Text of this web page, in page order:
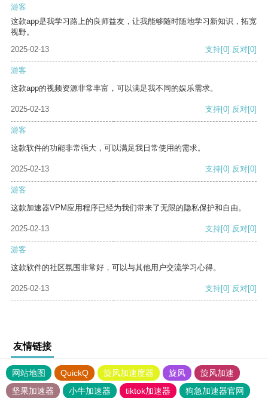
游客
这款app是我学习路上的良师益友，让我能够随时随地学习新知识，拓宽
视野。
2025-02-13
支持[0] 反对[0]
游客
这款app的视频资源非常丰富，可以满足我不同的娱乐需求。
2025-02-13 支持[0] 反对[0]
游客
这款软件的功能非常强大，可以满足我日常使用的需求。
2025-02-13 支持[0] 反对[0]
游客
这款加速器VPM应用程序已经为我们带来了无限的隐私保护和自由。
2025-02-13 支持[0] 反对[0]
游客
这款软件的社区氛围非常好，可以与其他用户交流学习心得。
2025-02-13 支持[0] 反对[0]
友情链接
网站地图 QuickQ 旋风加速度器 旋风
旋风加速
坚果加速器
小牛加速器 tiktok加速器 狗急加速器官网